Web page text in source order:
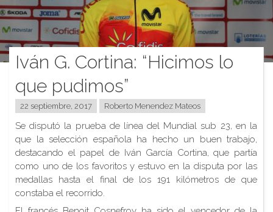
Iván G. Cortina: “Hicimos lo
que pudimos”
22 septiembre, 2017 Roberto Menendez Mateos
Se disputó la prueba de línea del Mundial sub 23, en la
que la selección española ha hecho un buen trabajo,
destacando el papel de Iván García Cortina, que partía
como uno de los favoritos y estuvo en la disputa por las
medallas hasta el final de los 191 kilómetros de que
constaba el recorrido.